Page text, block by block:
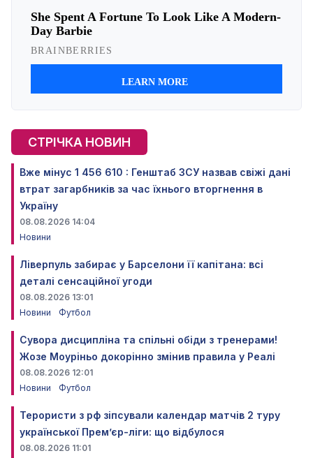
СТРІЧКА НОВИН
Вже мінус 1 456 610 : Генштаб ЗСУ назвав свіжі дані
втрат загарбників за час їхнього вторгнення в
Україну
08.08.2026 14:04
Новини
Ліверпуль забирає у Барселони її капітана: всі
деталі сенсаційної угоди
08.08.2026 13:01
Новини
Футбол
Сувора дисципліна та спільні обіди з тренерами!
Жозе Моуріньо докорінно змінив правила у Реалі
08.08.2026 12:01
Новини
Футбол
Терористи з рф зіпсували календар матчів 2 туру
української Прем’єр-ліги: що відбулося
08.08.2026 11:01